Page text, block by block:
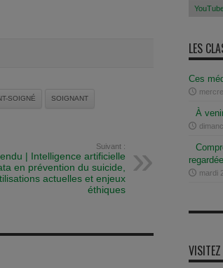
SOIGNÉ SOIGNANT
Suivant :
| Intelligence artificielle
en prévention du suicide,
actuelles et enjeux
éthiques
LES
Ces
À
mardi